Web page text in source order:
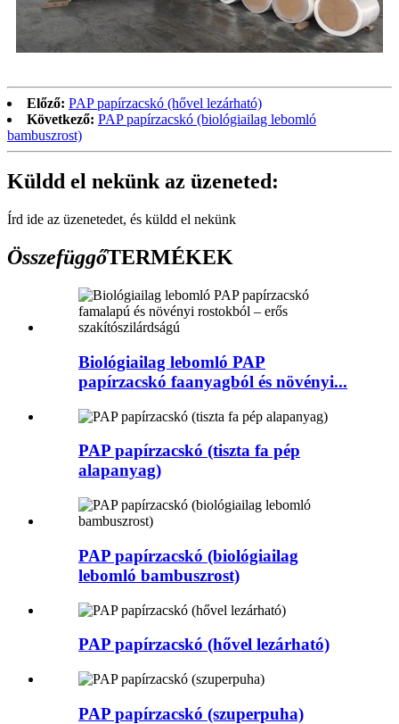
Előző: PAP papírzacskó (hővel lezárható)
Következő: PAP papírzacskó (biológiailag lebomló
bambuszrost)
Küldd el nekünk az üzeneted:
Írd ide az üzenetedet, és küldd el nekünk
ÖsszefüggőTERMÉKEK
Biológiailag lebomló PAP
papírzacskó faanyagból és növényi...
PAP papírzacskó (tiszta fa pép
alapanyag)
PAP papírzacskó (biológiailag
lebomló bambuszrost)
PAP papírzacskó (hővel lezárható)
PAP papírzacskó (szuperpuha)